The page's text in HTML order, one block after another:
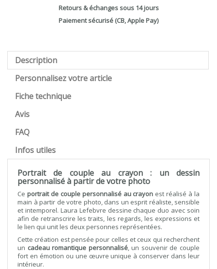
Retours & échanges sous 14 jours
Paiement sécurisé (CB, Apple Pay)
Description
Personnalisez votre article
Fiche technique
Avis
FAQ
Infos utiles
Portrait de couple au crayon : un dessin
personnalisé à partir de votre photo
Ce portrait de couple personnalisé au crayon est réalisé à la
main à partir de votre photo, dans un esprit réaliste, sensible
et intemporel. Laura Lefebvre dessine chaque duo avec soin
afin de retranscrire les traits, les regards, les expressions et
le lien qui unit les deux personnes représentées.
Cette création est pensée pour celles et ceux qui recherchent
un cadeau romantique personnalisé, un souvenir de couple
fort en émotion ou une œuvre unique à conserver dans leur
intérieur.